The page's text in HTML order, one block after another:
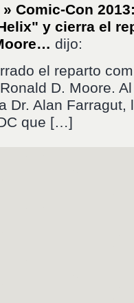
Comic-Con
y cierra el
dijo:
el reparto
D. Moore.
Dr. Alan Farragut,
que […]